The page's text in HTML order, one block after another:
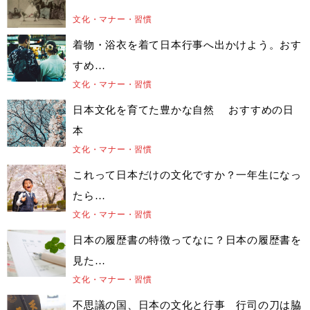
文化・マナー・習慣
着物・浴衣を着て日本行事へ出かけよう。おす
すめ…
文化・マナー・習慣
日本文化を育てた豊かな自然 おすすめの日
本
文化・マナー・習慣
これって日本だけの文化ですか？一年生になっ
たら…
文化・マナー・習慣
日本の履歴書の特徴ってなに？日本の履歴書を
見た…
文化・マナー・習慣
不思議の国、日本の文化と行事 行司の刀は脇